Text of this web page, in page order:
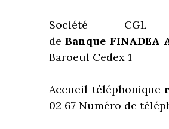
Société CGL
deBanque FINADEA
Baroeul Cedex 1
Accueil téléphonique
02 67 Numéro de